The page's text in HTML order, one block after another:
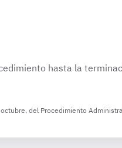
hasta la
del Procedimiento